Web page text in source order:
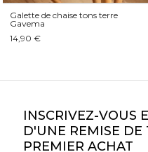
Galette de chaise tons terre
Gavema
14,90 €
INSCRIVEZ-VOUS
D'UNE REMISE DE
PREMIER ACHAT